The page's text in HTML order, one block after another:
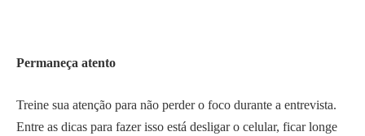
Permaneça atento
Treine sua atenção para não perder o foco durante a entrevista.
Entre as dicas para fazer isso está desligar o celular, ficar longe